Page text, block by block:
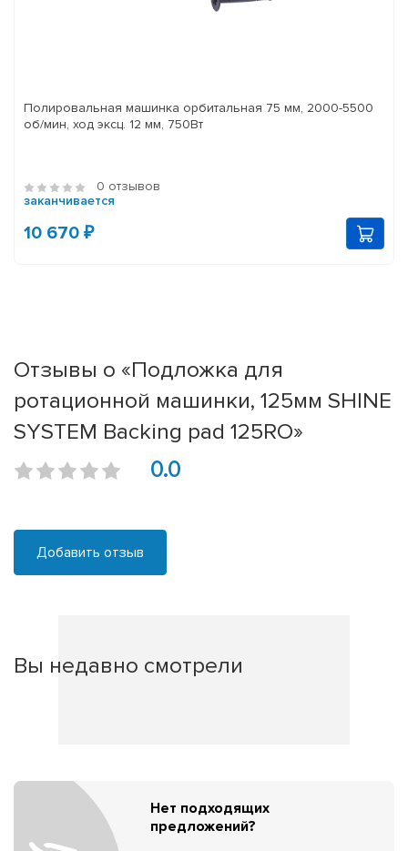
Полировальная машинка орбитальная 75 мм, 2000-5500
об/мин, ход эксц. 12 мм, 750Вт
0 отзывов
заканчивается
10 670 ₽
Отзывы о «Подложка для
ротационной машинки, 125мм SHINE
SYSTEM Backing pad 125RO»
0.0
Добавить отзыв
Вы недавно смотрели
Нет подходящих
предложений?